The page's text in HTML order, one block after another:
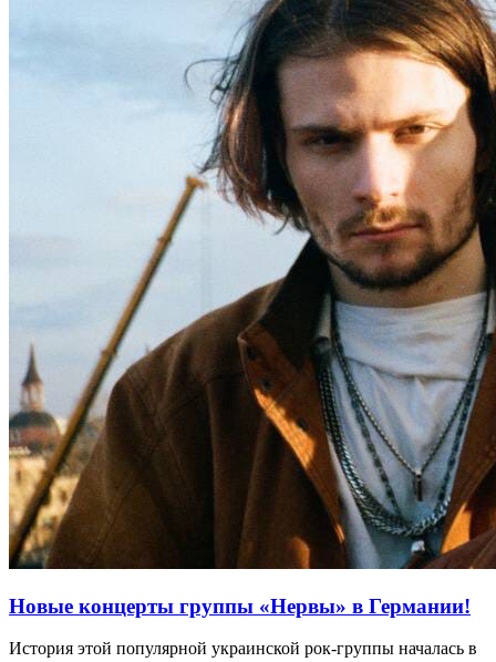
Новые концерты группы «Нервы» в Германии!
История этой популярной украинской рок-группы началась в